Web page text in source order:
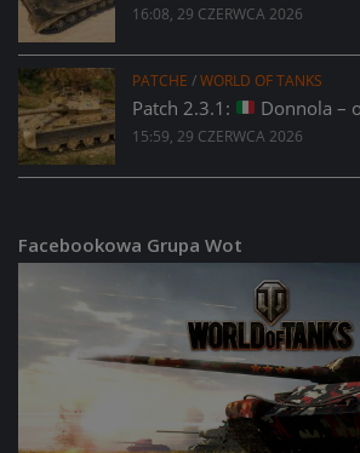
16:08, 29 CZERWCA 2026
PATCHE /WORLD OF TANKS
Patch 2.3.1: Donnola –
15:59, 29 CZERWCA 2026
Facebookowa Grupa Wot